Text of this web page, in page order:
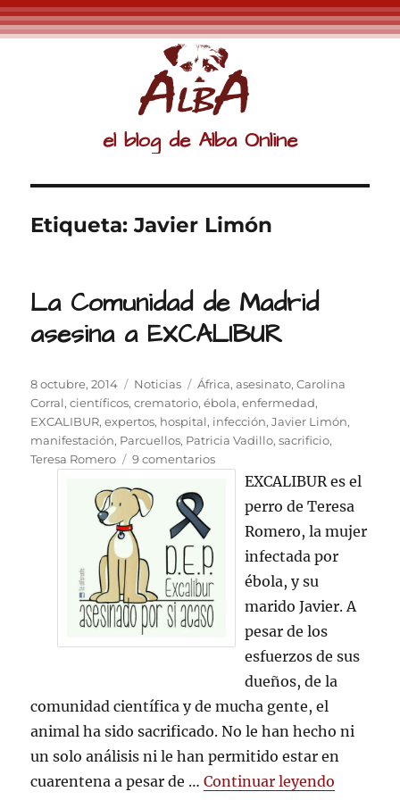
el blog de Alba Online
Etiqueta:Javier Limón
La Comunidad de Madrid
asesina a EXCALIBUR
Publicado
el
8 octubre, 2014 Categorías
Noticias Etiquetas
África,asesinato,Carolina
Corral,científicos,crematorio,ébola,enfermedad,
EXCALIBUR,expertos, hospital, infección,Javier Limón,
manifestación, Parcuellos, Patricia Vadillo,sacrificio,
Teresa Romero
9 comentariosen
Madrid
asesina
EXCALIBUR
EXCALIBUR es el
perro de Teresa
Romero, la mujer
infectada por
ébola, y su
marido Javier. A
pesar de los
esfuerzos de sus
dueños, de la
comunidad científica y de mucha gente, el
animal ha sido sacrificado. No le han hecho ni
un solo análisis ni le han permitido estar en
cuarentena a pesar de …Continuar leyendo